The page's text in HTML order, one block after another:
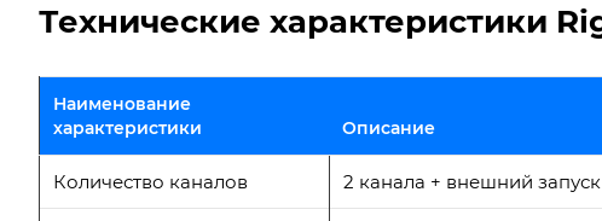
Технические характеристики
Наименование
характеристики
Описание
Количество каналов 2 канала + внешний запуск